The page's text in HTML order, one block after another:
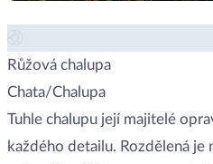
Růžová chalupa
Chata/Chalupa
Tuhle chalupu její majitelé
každého detailu. Rozdělená je